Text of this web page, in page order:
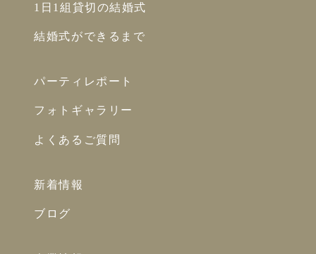
1日1組貸切の結婚式
結婚式ができるまで
パーティレポート
フォトギャラリー
よくあるご質問
新着情報
ブログ